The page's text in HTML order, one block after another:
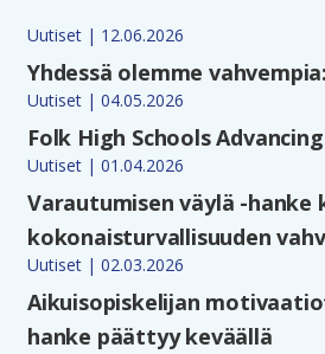
Uutiset | 12.06.2026
Yhdessä olemme
Uutiset | 04.05.2026
Folk High Schools
Uutiset | 01.04.2026
Varautumisen väylä -hanke
kokonaisturvallisuuden
Uutiset | 02.03.2026
Aikuisopiskelijan
hanke päättyy keväällä